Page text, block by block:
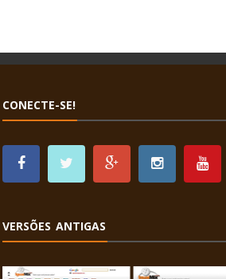
CONECTE-SE!
VERSÕES ANTIGAS